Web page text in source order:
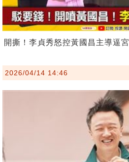
開撕！李貞秀怒控黃國昌主導逼宮
2026/04/14 14:46